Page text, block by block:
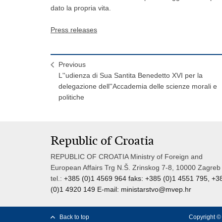
dato la propria vita.
Press releases
Previous
L''udienza di Sua Santita Benedetto XVI per la
delegazione dell''Accademia delle scienze morali e
politiche
Republic of Croatia
REPUBLIC OF CROATIA Ministry of Foreign and
European Affairs Trg N.Š. Zrinskog 7-8, 10000 Zagreb
tel.: +385 (0)1 4569 964 faks: +385 (0)1 4551 795,
(0)1 4920 149 E-mail: ministarstvo@mvep.hr
Back to top Copyright ©